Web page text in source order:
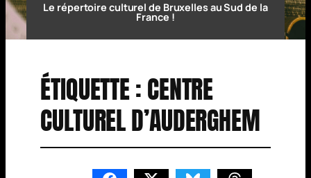
Le répertoire culturel de Bruxelles au Sud de la
France !
ÉTIQUETTE :CENTRE
CULTUREL D’AUDERGHEM